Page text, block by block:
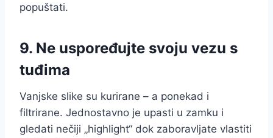
popuštati.
9. Ne uspoređujte svoju vezu s
tuđima
Vanjske slike su kurirane – a ponekad i
filtrirane. Jednostavno je upasti u zamku i
gledati nečiji „highlight“ dok zaboravljate vlastiti